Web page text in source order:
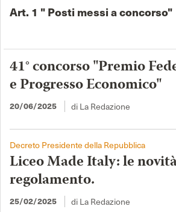
Art. 1 " Posti messi a concorso"
41° concorso "Premio
e Progresso Economico"
20/06/2025 di La Redazione
Decreto Presidente della Repubblica
Liceo Made Italy: le
regolamento.
25/02/2025 di La Redazione